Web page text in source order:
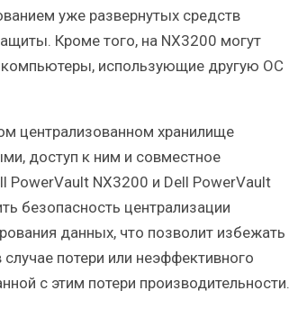
уже развернутых средств
Кроме того, на NX3200 могут
компьютеры, использующие другую ОС
централизованном хранилище
доступ к ним и совместное
PowerVault NX3200 и Dell PowerVault
безопасность централизации
данных, что позволит избежать
потери или неэффективного
с этим потери производительности.